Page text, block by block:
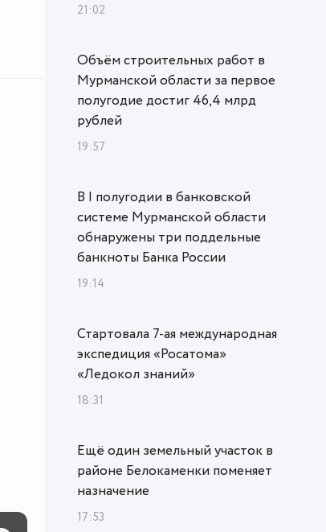
21:02
Объём строительных работ в
Мурманской области за первое
полугодие достиг 46,4 млрд
рублей
19:57
В I полугодии в банковской
системе Мурманской области
обнаружены три поддельные
банкноты Банка России
19:14
Стартовала 7-ая международная
экспедиция «Росатома»
«Ледокол знаний»
18:31
Ещё один земельный участок в
районе Белокаменки поменяет
назначение
17:53